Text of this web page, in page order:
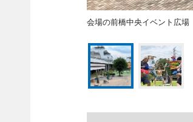
会場の前橋中央イベント広場